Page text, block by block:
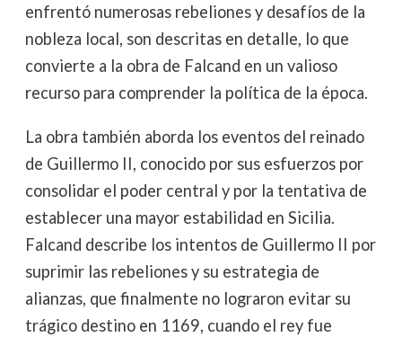
enfrentó numerosas rebeliones y desafíos de la
nobleza local, son descritas en detalle, lo que
convierte a la obra de Falcand en un valioso
recurso para comprender la política de la época.
La obra también aborda los eventos del reinado
de Guillermo II, conocido por sus esfuerzos por
consolidar el poder central y por la tentativa de
establecer una mayor estabilidad en Sicilia.
Falcand describe los intentos de Guillermo II por
suprimir las rebeliones y su estrategia de
alianzas, que finalmente no lograron evitar su
trágico destino en 1169, cuando el rey fue